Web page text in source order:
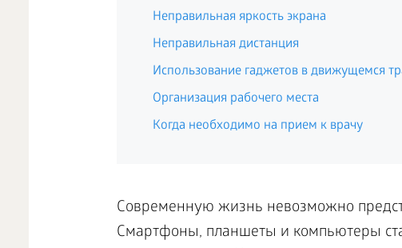
Неправильная яркость экрана
Неправильная дистанция
Использование гаджетов в движущемся
Организация рабочего места
Когда необходимо на прием к врачу
Современную жизнь невозможно
Смартфоны, планшеты и компьютеры